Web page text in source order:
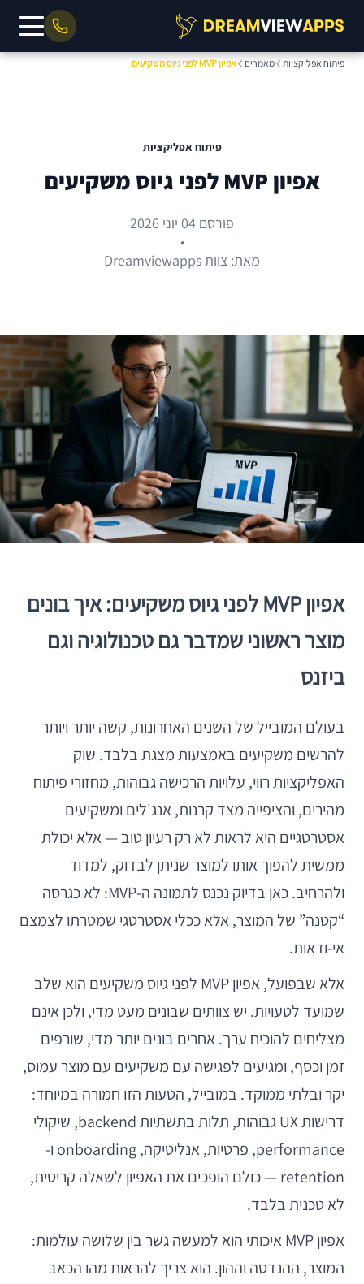
פיתוח אפליקציות מאמרים אפיון MVP לפני גיוס משקיעים
פיתוח אפליקציות
אפיון MVP לפני גיוס משקיעים
פורסם 04 יוני 2026
•
מאת: צוות Dreamviewapps
אפיון MVP לפני גיוס משקיעים: איך בונים
מוצר ראשוני שמדבר גם טכנולוגיה וגם
ביזנס
בעולם המובייל של השנים האחרונות, קשה יותר ויותר
להרשים משקיעים באמצעות מצגת בלבד. שוק
האפליקציות רווי, עלויות הרכישה גבוהות, מחזורי פיתוח
מהירים, והציפייה מצד קרנות, אנג'לים ומשקיעים
אסטרטגיים היא לראות לא רק רעיון טוב — אלא יכולת
ממשית להפוך אותו למוצר שניתן לבדוק, למדוד
ולהרחיב. כאן בדיוק נכנס לתמונה ה-MVP: לא כגרסה
“קטנה” של המוצר, אלא ככלי אסטרטגי שמטרתו לצמצם
אי-ודאות.
אלא שבפועל, אפיון MVP לפני גיוס משקיעים הוא שלב
שמועד לטעויות. יש צוותים שבונים מעט מדי, ולכן אינם
מצליחים להוכיח ערך. אחרים בונים יותר מדי, שורפים
זמן וכסף, ומגיעים לפגישה עם משקיעים עם מוצר עמוס,
יקר ובלתי ממוקד. במובייל, הטעות הזו חמורה במיוחד:
דרישות UX גבוהות, תלות בתשתיות backend, שיקולי
performance, פרטיות, אנליטיקה, onboarding ו-
retention — כולם הופכים את האפיון לשאלה קריטית,
לא טכנית בלבד.
אפיון MVP איכותי הוא למעשה גשר בין שלושה עולמות:
המוצר, ההנדסה וההון. הוא צריך להראות מהו הכאב